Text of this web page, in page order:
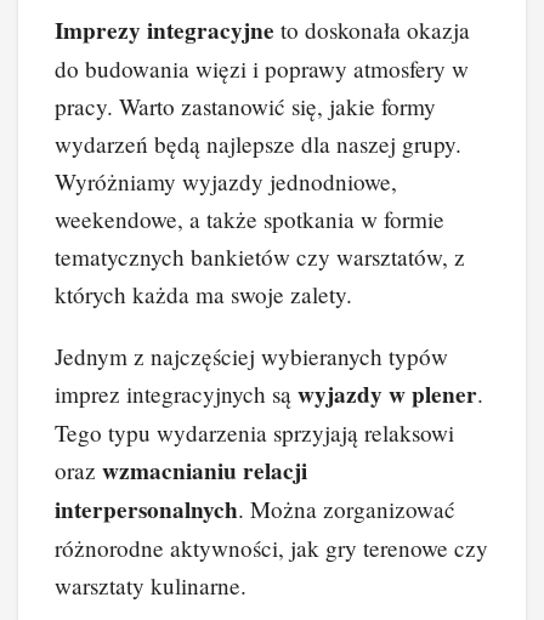
Imprezy integracyjne to doskonała okazja
do budowania więzi i poprawy atmosfery w
pracy. Warto zastanowić się, jakie formy
wydarzeń będą najlepsze dla naszej grupy.
Wyróżniamy wyjazdy jednodniowe,
weekendowe, a także spotkania w formie
tematycznych bankietów czy warsztatów, z
których każda ma swoje zalety.
Jednym z najczęściej wybieranych typów
imprez integracyjnych są wyjazdy w plener.
Tego typu wydarzenia sprzyjają relaksowi
oraz wzmacnianiu relacji
interpersonalnych. Można zorganizować
różnorodne aktywności, jak gry terenowe czy
warsztaty kulinarne.